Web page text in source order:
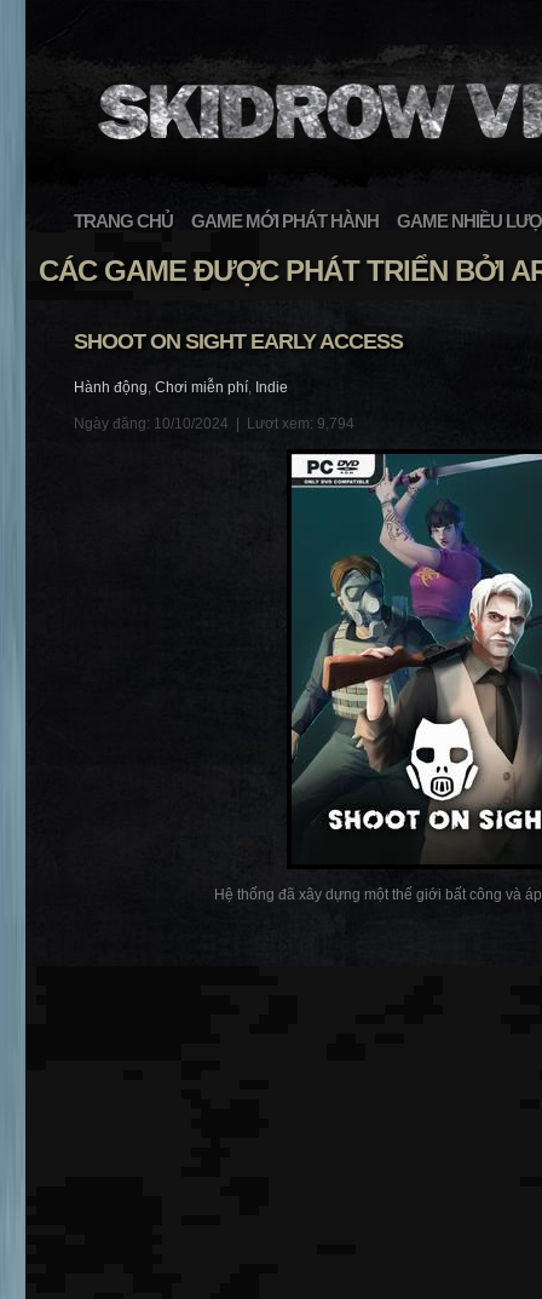
TRANG CHỦ GAME MỚI PHÁT HÀNH GAME NHIỀU
CÁC GAME ĐƯỢC PHÁT TRIỂN BỞI
SHOOT ON SIGHT EARLY ACCESS
Hành động, Chơi miễn phí, Indie
Ngày đăng: 10/10/2024 | Lượt xem: 9,794
Hệ thống đã xây dựng một thế giới bất công và